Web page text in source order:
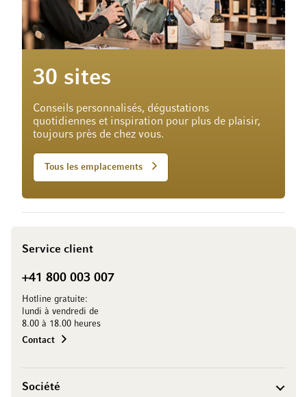
30 sites
Conseils personnalisés, dégustations
quotidiennes et inspiration pour plus de plaisir,
toujours près de chez vous.
Tous les emplacements
Service client
+41 800 003 007
Hotline gratuite:
lundi à vendredi de
8.00 à 18.00 heures
Contact
Société